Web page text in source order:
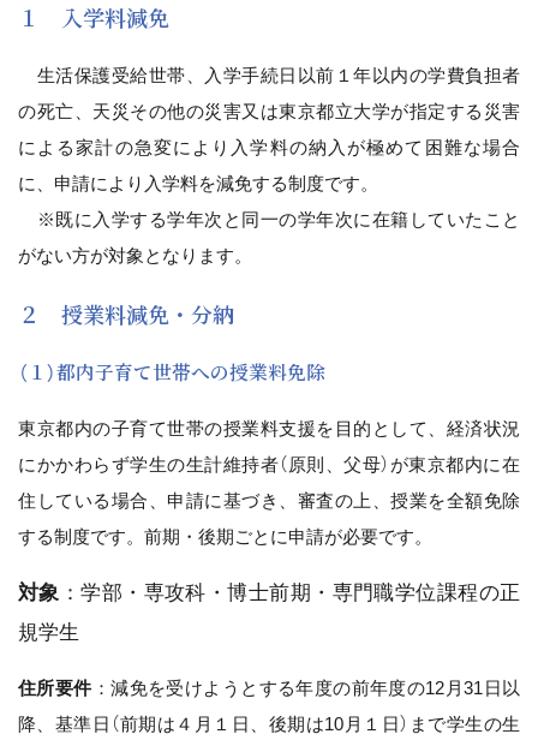
１ 入学料減免
生活保護受給世帯、入学手続日以前１年以内の学費負担者
の死亡、天災その他の災害又は東京都立大学が指定する災害
による家計の急変により入学料の納入が極めて困難な場合
に、申請により入学料を減免する制度です。
※既に入学する学年次と同一の学年次に在籍していたこと
がない方が対象となります。
２ 授業料減免・分納
（１）都内子育て世帯への授業料免除
東京都内の子育て世帯の授業料支援を目的として、経済状況
にかかわらず学生の生計維持者（原則、父母）が東京都内に在
住している場合、申請に基づき、審査の上、授業を全額免除
する制度です。前期・後期ごとに申請が必要です。
対象 ：学部・専攻科・博士前期・専門職学位課程の正
規学生
住所要件：減免を受けようとする年度の前年度の12月31日以
降、基準日（前期は４月１日、後期は10月１日）まで学生の生